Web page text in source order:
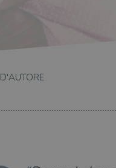
D'AUTORE